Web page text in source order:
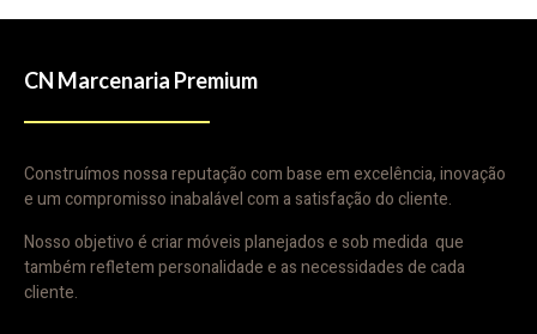
CN Marcenaria Premium
Construímos nossa reputação com base em excelência, inovação
e um compromisso inabalável com a satisfação do cliente.
Nosso objetivo é criar móveis planejados e sob medida que
também refletem personalidade e as necessidades de cada
cliente.